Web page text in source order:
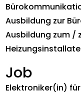
Ausbildung zur
Ausbildung zum /
Job
Elektroniker(in)